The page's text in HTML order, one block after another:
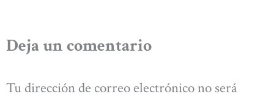
Deja un comentario
Tu dirección de correo electrónico no será